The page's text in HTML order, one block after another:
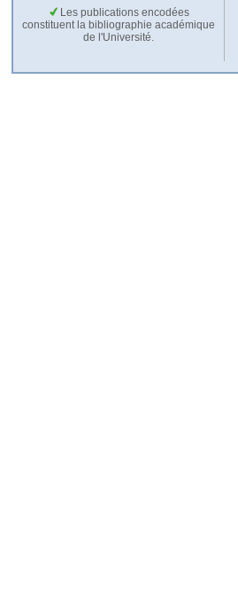
Les publications encodées
constituent la bibliographie académique
de l'Université.